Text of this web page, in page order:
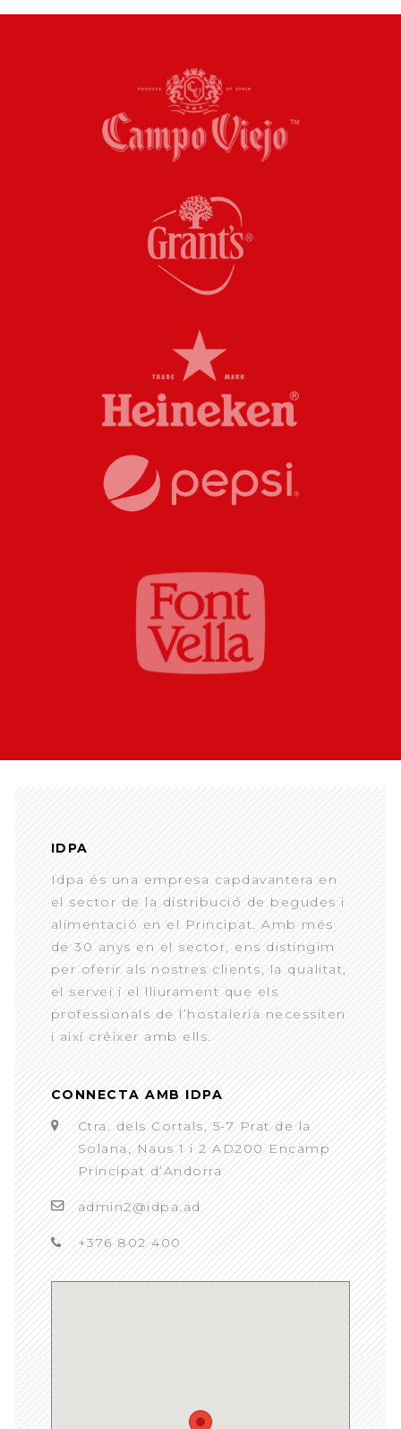
IDPA
Idpa és una empresa capdavantera en
el sector de la distribució de begudes i
alimentació en el Principat. Amb més
de 30 anys en el sector, ens distingim
per oferir als nostres clients, la qualitat,
el servei i el lliurament que els
professionals de l’hostaleria necessiten
i així créixer amb ells.
CONNECTA AMB IDPA
Ctra. dels Cortals, 5-7 Prat de la
Solana, Naus 1 i 2 AD200 Encamp
Principat d’Andorra
admin2@idpa.ad
+376 802 400